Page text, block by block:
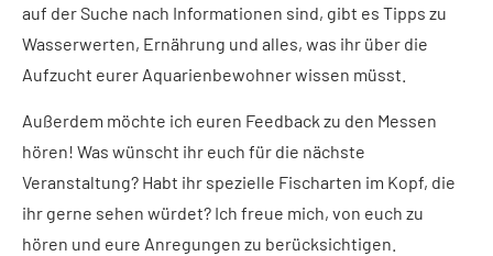
auf der Suche nach Informationen sind, gibt es Tipps zu
Wasserwerten, Ernährung und alles, was ihr über die
Aufzucht eurer Aquarienbewohner wissen müsst.
Außerdem möchte ich euren Feedback zu den Messen
hören! Was wünscht ihr euch für die nächste
Veranstaltung? Habt ihr spezielle Fischarten im Kopf, die
ihr gerne sehen würdet? Ich freue mich, von euch zu
hören und eure Anregungen zu berücksichtigen.